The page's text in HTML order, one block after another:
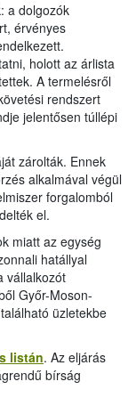
a dolgozók
érvényes
holott az árlista
A termelésről
rendszert
jelentősen túllépi
zárolták. Ennek
alkalmával végül
forgalomból
el.
miatt az egység
hatállyal
vállalkozót
Győr-Moson-
üzletekbe
listán. Az eljárás
bírság